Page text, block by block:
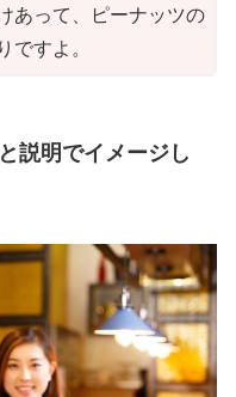
あって、ピーナッツの
ですよ。
説明でイメージし